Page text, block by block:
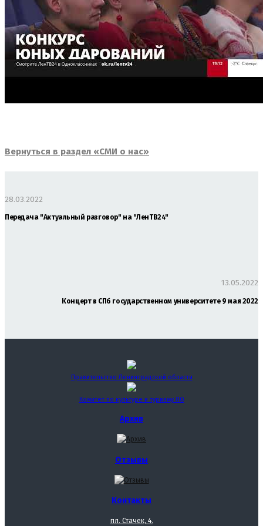
Вернуться в раздел «СМИ о нас»
28.03.2022
Передача "Актуальный разговор" на "ЛенТВ24"
13.05.2022
Концерт в СПб государственном университете 9 мая 2022
Правительство Ленинградской области
Комитет по культуре и туризму ЛО
Архив
Отзывы
Контакты
пл. Стачек, 4.